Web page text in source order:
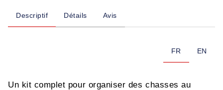
Descriptif Détails Avis
FR EN
Un kit complet pour organiser des chasses au